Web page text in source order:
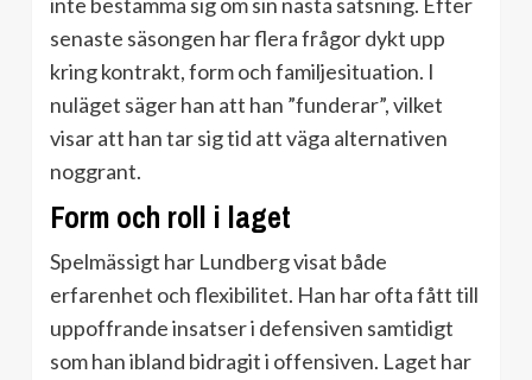
inte bestämma sig om sin nästa satsning. Efter
senaste säsongen har flera frågor dykt upp
kring kontrakt, form och familjesituation. I
nuläget säger han att han ”funderar”, vilket
visar att han tar sig tid att väga alternativen
noggrant.
Form och roll i laget
Spelmässigt har Lundberg visat både
erfarenhet och flexibilitet. Han har ofta fått till
uppoffrande insatser i defensiven samtidigt
som han ibland bidragit i offensiven. Laget har